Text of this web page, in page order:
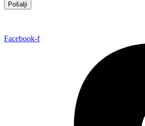
Pošalji
Facebook-f